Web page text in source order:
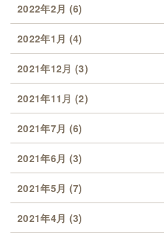
2022年2月 (6)
2022年1月 (4)
2021年12月 (3)
2021年11月 (2)
2021年7月 (6)
2021年6月 (3)
2021年5月 (7)
2021年4月 (3)